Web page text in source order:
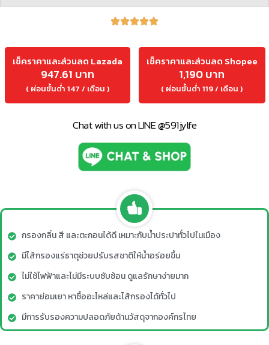
เช็คราคาและส่วนลด Lazada
947.61 บาท
( ผ่อนขั้นต่ำ 147 / เดือน )
เช็คราคาและส่วนลด Shopee
1,190 บาท
( ผ่อนขั้นต่ำ 119 / เดือน )
Chat with us on LINE @591jylfe
กรองกลิ่น สี และตะกอนได้ดี เหมาะกับน้ำประปาทั่วไปในเมือง
มีไส้กรองแร่ธาตุช่วยปรับรสชาติให้น้ำอร่อยขึ้น
ไม่ใช้ไฟฟ้าและไม่มีระบบซับซ้อน ดูแลรักษาง่ายมาก
ราคาย่อมเยา หาซื้ออะไหล่และไส้กรองได้ทั่วไป
มีการรับรองความปลอดภัยด้านวัสดุจากองค์กรไทย